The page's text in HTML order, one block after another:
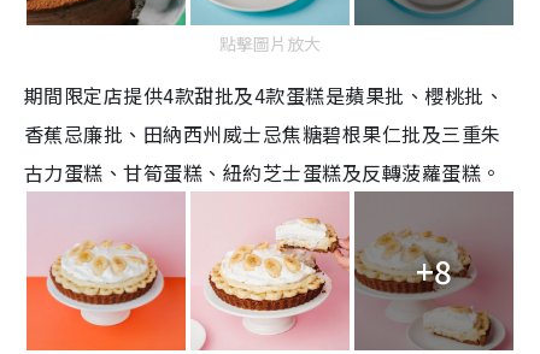
點擊圖片放大
期間限定店提供4款甜批及4款蛋糕是蘋果批、櫻桃批、
香蕉忌廉批、田納西州威士忌焦糖碧根果仁批及三重朱
古力蛋糕、甘筍蛋糕、紐約芝士蛋糕及反轉菠蘿蛋糕。
+8